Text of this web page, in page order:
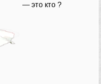
— это кто ?